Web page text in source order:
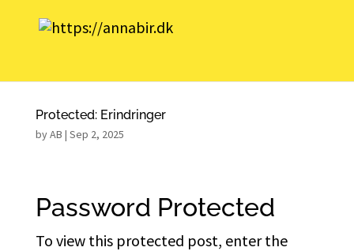
Protected: Erindringer
byAB | Sep 2, 2025
Password Protected
To view this protected post, enter the